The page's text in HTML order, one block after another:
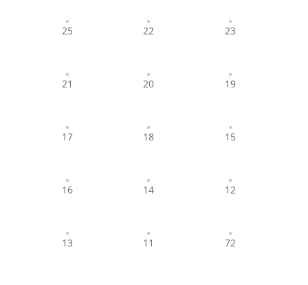
25 22 23
21 20 19
17 18 15
16 14 12
13 11 72